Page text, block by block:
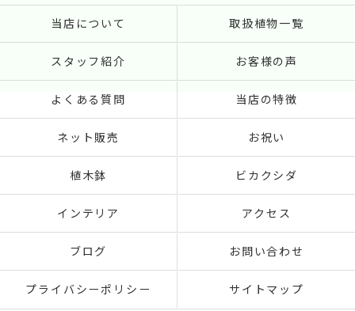
当店について 取扱植物一覧
スタッフ紹介 お客様の声
よくある質問 当店の特徴
ネット販売 お祝い
植木鉢 ビカクシダ
インテリア アクセス
ブログ お問い合わせ
プライバシーポリシー サイトマップ